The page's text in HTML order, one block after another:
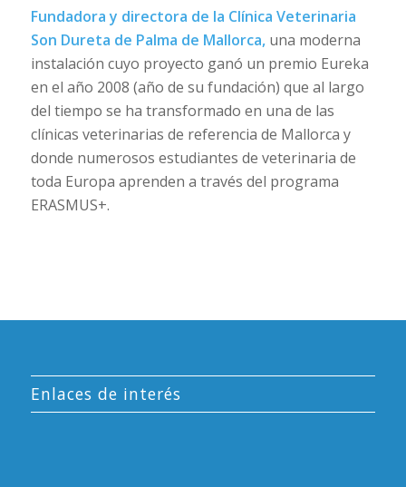
Fundadora y directora de la Clínica Veterinaria
Son Dureta de Palma de Mallorca,una moderna
instalación cuyo proyecto ganó un premio Eureka
en el año 2008 (año de su fundación) que al largo
del tiempo se ha transformado en una de las
clínicas veterinarias de referencia de Mallorca y
donde numerosos estudiantes de veterinaria de
toda Europa aprenden a través del programa
ERASMUS+.
Enlaces de interés